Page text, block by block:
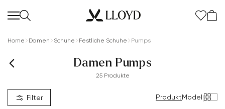
Home Damen Schuhe Festliche Schuhe Pumps
Damen Pumps
25 Produkte
Filter ProduktModel|